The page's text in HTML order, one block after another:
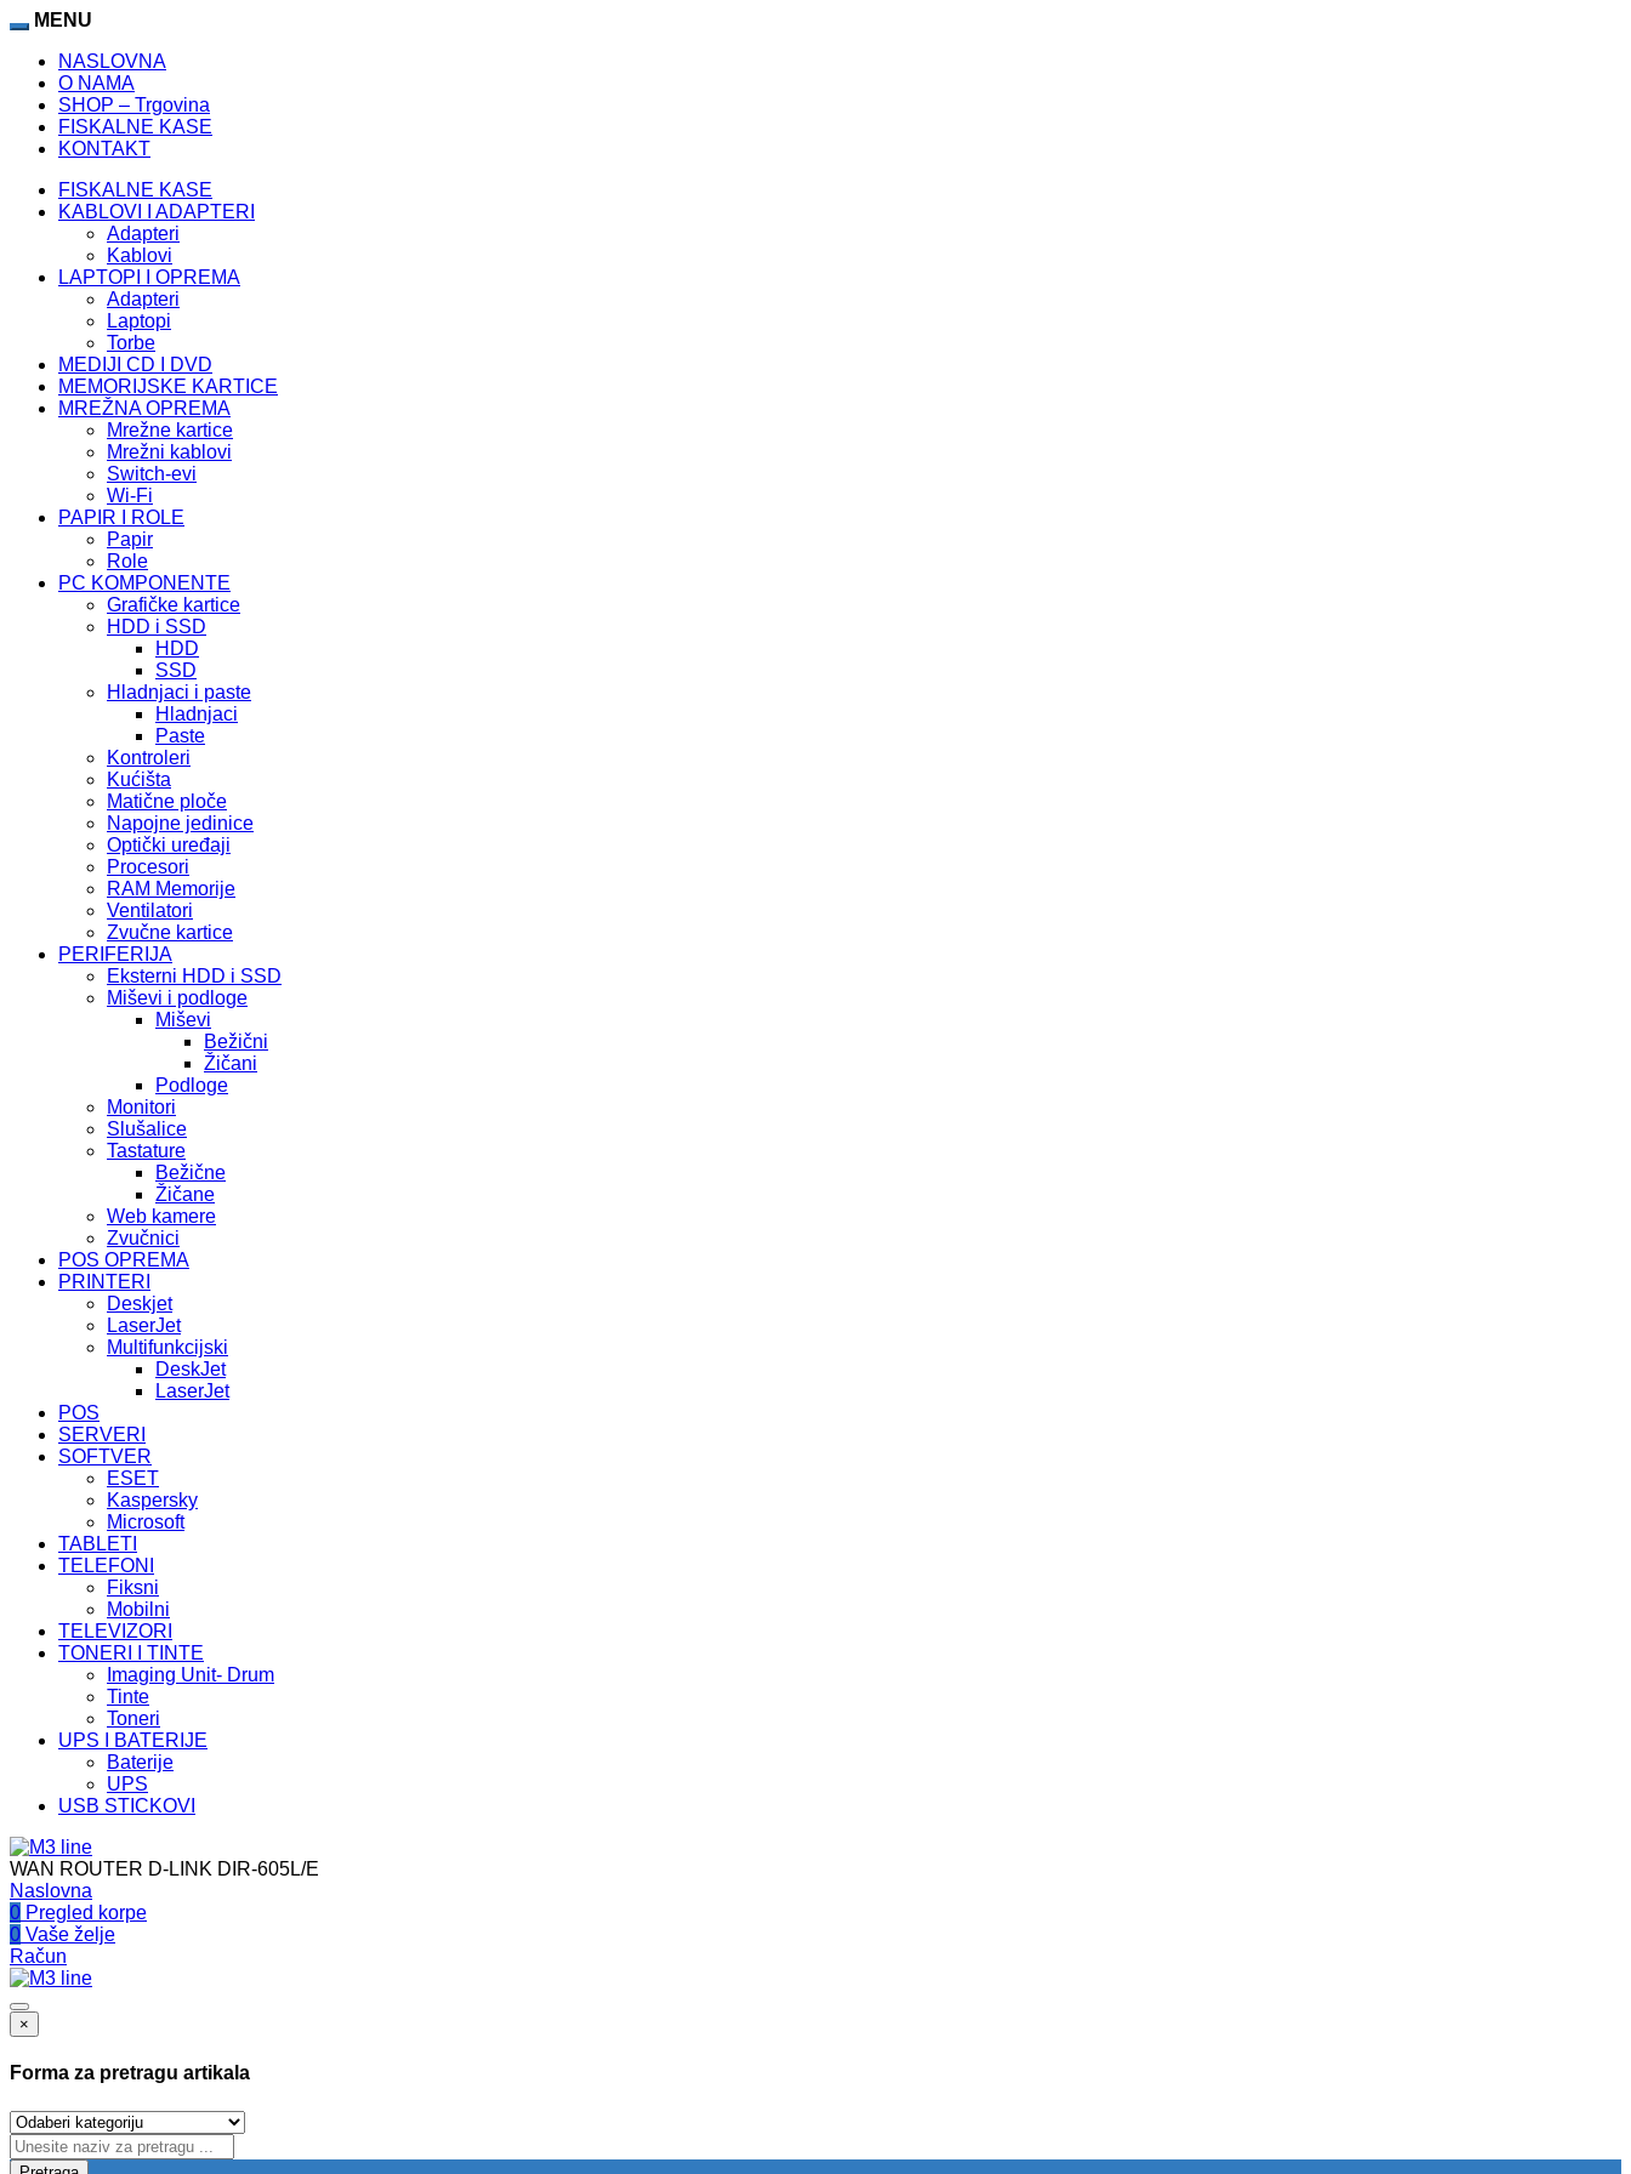
turboslot
MENU
NASLOVNA
O NAMA
SHOP – Trgovina
FISKALNE KASE
KONTAKT
FISKALNE KASE
KABLOVI I ADAPTERI
Adapteri
Kablovi
LAPTOPI I OPREMA
Adapteri
Laptopi
Torbe
MEDIJI CD I DVD
MEMORIJSKE KARTICE
MREŽNA OPREMA
Mrežne kartice
Mrežni kablovi
Switch-evi
Wi-Fi
PAPIR I ROLE
Papir
Role
PC KOMPONENTE
Grafičke kartice
HDD i SSD
HDD
SSD
Hladnjaci i paste
Hladnjaci
Paste
Kontroleri
Kućišta
Matične ploče
Napojne jedinice
Optički uređaji
Procesori
RAM Memorije
Ventilatori
Zvučne kartice
PERIFERIJA
Eksterni HDD i SSD
Miševi i podloge
Miševi
Bežični
Žičani
Podloge
Monitori
Slušalice
Tastature
Bežične
Žičane
Web kamere
Zvučnici
POS OPREMA
PRINTERI
Deskjet
LaserJet
Multifunkcijski
DeskJet
LaserJet
POS
SERVERI
SOFTVER
ESET
Kaspersky
Microsoft
TABLETI
TELEFONI
Fiksni
Mobilni
TELEVIZORI
TONERI I TINTE
Imaging Unit- Drum
Tinte
Toneri
UPS I BATERIJE
Baterije
UPS
USB STICKOVI
WAN ROUTER D-LINK DIR-605L/E
Naslovna
0 Pregled korpe
0 Vaše želje
Račun
×
Forma za pretragu artikala